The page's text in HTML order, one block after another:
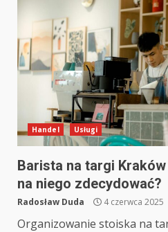
Handel Usługi
Barista na targi
na niego zdecydować?
Radosław Duda 4 czerwca 2025
Organizowanie stoiska na